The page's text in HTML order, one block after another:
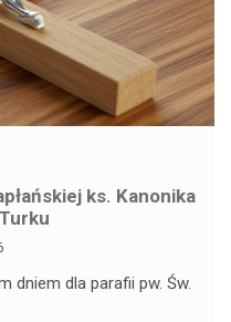
ks. Kanonika
dniem dla parafii pw. Św.